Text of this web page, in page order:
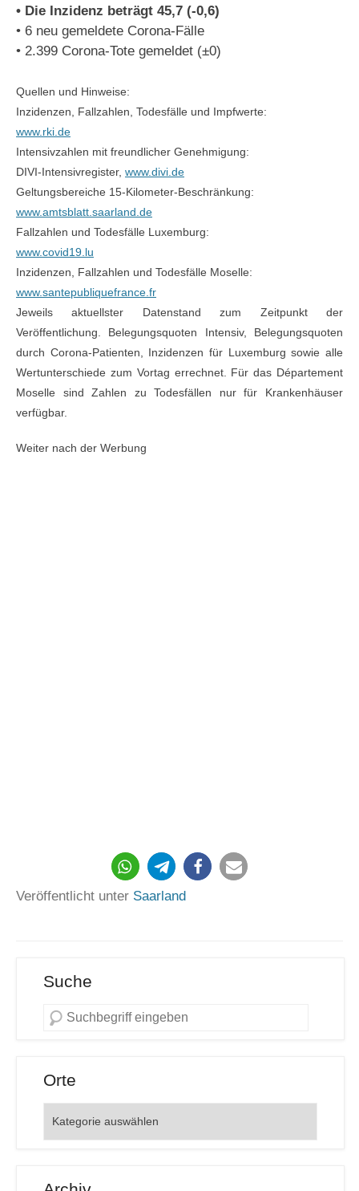
• Die Inzidenz beträgt 45,7 (-0,6)
• 6 neu gemeldete Corona-Fälle
• 2.399 Corona-Tote gemeldet (±0)
Quellen und Hinweise:
Inzidenzen, Fallzahlen, Todesfälle und Impfwerte:
www.rki.de
Intensivzahlen mit freundlicher Genehmigung:
DIVI-Intensivregister, www.divi.de
Geltungsbereiche 15-Kilometer-Beschränkung:
www.amtsblatt.saarland.de
Fallzahlen und Todesfälle Luxemburg:
www.covid19.lu
Inzidenzen, Fallzahlen und Todesfälle Moselle:
www.santepubliquefrance.fr
Jeweils aktuellster Datenstand zum Zeitpunkt der
Veröffentlichung. Belegungsquoten Intensiv, Belegungsquoten
durch Corona-Patienten, Inzidenzen für Luxemburg sowie alle
Wertunterschiede zum Vortag errechnet. Für das Département
Moselle sind Zahlen zu Todesfällen nur für Krankenhäuser
verfügbar.
Weiter nach der Werbung
89
Veröffentlicht unter Saarland
Suche
Orte